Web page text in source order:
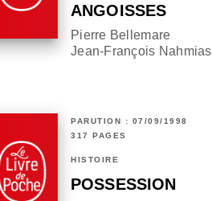
ANGOISSES
Pierre Bellemare
Jean-François Nahmias
PARUTION : 07/09/1998
317 PAGES
HISTOIRE
POSSESSION